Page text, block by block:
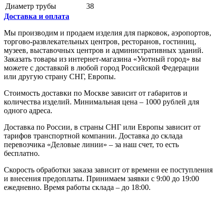
Диаметр трубы
38
Доставка и оплата
Мы производим и продаем изделия для парковок, аэропортов,
торгово-развлекательных центров, ресторанов, гостиниц,
музеев, выставочных центров и административных зданий.
Заказать товары из интернет-магазина «Уютный город» вы
можете с доставкой в любой город Российской Федерации
или другую страну СНГ, Европы.
Стоимость доставки по Москве зависит от габаритов и
количества изделий. Минимальная цена – 1000 рублей для
одного адреса.
Доставка по России, в страны СНГ или Европы зависит от
тарифов транспортной компании. Доставка до склада
перевозчика «Деловые линии» – за наш счет, то есть
бесплатно.
Скорость обработки заказа зависит от времени ее поступления
и внесения предоплаты. Принимаем заявки с 9:00 до 19:00
ежедневно. Время работы склада – до 18:00.